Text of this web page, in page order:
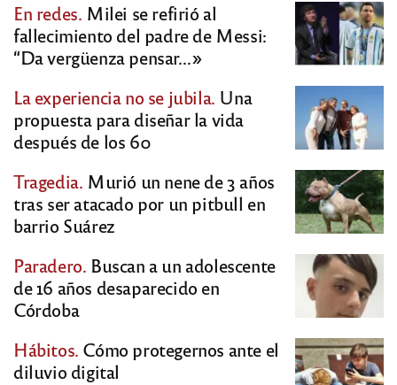
En redes. Milei se refirió al
fallecimiento del padre de Messi:
“Da vergüenza pensar…»
La experiencia no se jubila. Una
propuesta para diseñar la vida
después de los 60
Tragedia. Murió un nene de 3 años
tras ser atacado por un pitbull en
barrio Suárez
Paradero. Buscan a un adolescente
de 16 años desaparecido en
Córdoba
Hábitos. Cómo protegernos ante el
diluvio digital